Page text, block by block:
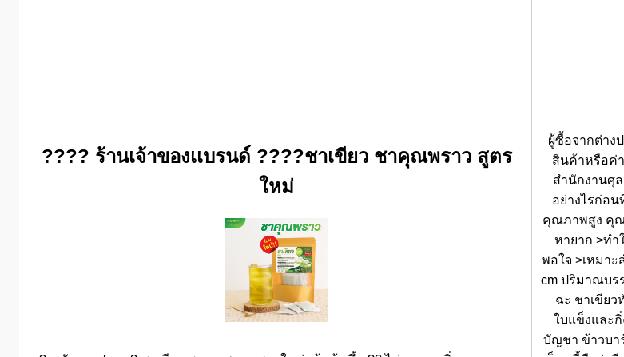
???? ร้านเจ้าของเเบรนด์ ????ชาเขียว ชาคุณพราว สูตร
ใหม่
ผู้ซื้อจากต่าง
สินค้าหรือค่
สำนักงานศุ
อย่างไรก่อน
คุณภาพสูง คุณ
หายาก >ท
พอใจ >เหมา
cm ปริมาณบร
ฉะ ชาเขีย
ใบแข็งและ
บัญชา ข้าวบา